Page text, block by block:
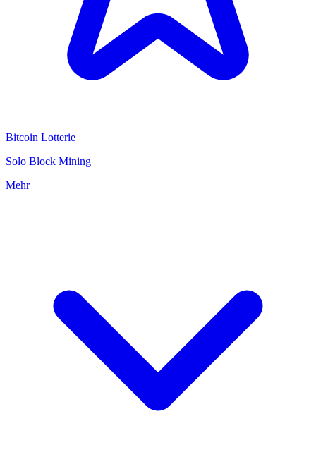
Bitcoin Lotterie
Solo Block Mining
Mehr